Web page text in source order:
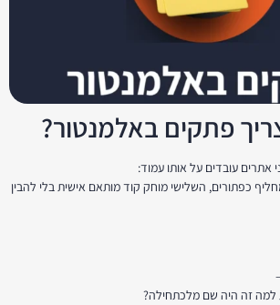
פתקים באלמנטור?
אתרים עובדים על אותו עמוד:
כפתורים, השלישי מוחק קוד מותאם אישית בלי להבין
למה זה היה שם מלכתחילה?